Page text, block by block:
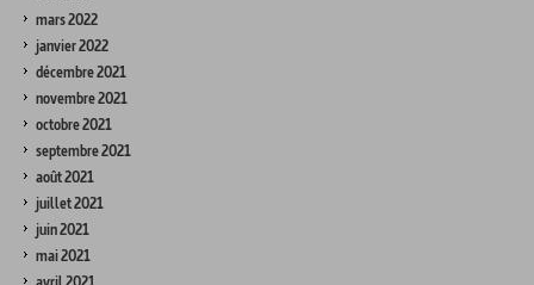
mars 2022
janvier 2022
décembre 2021
novembre 2021
octobre 2021
septembre 2021
août 2021
juillet 2021
juin 2021
mai 2021